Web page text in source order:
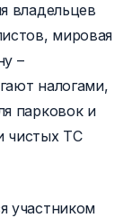
владельцев
мировая
–
налогами,
парковок и
чистых ТС
участником